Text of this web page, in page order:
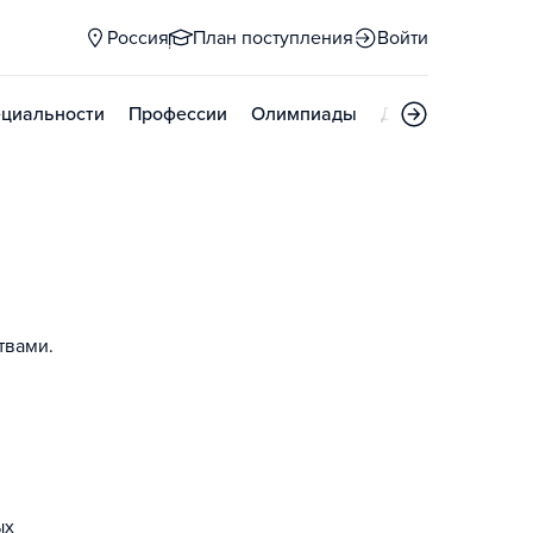
Россия План поступления Войти
Профессии Олимпиады Дни открытых